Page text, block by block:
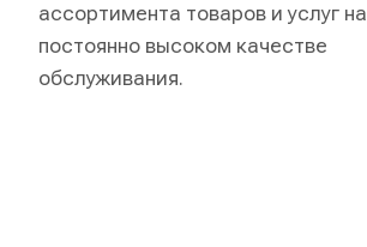
ассортимента товаров и услуг на
постоянно высоком качестве
обслуживания.